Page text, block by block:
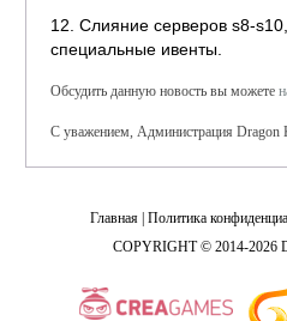
12. Слияние серверов s8-
специальные ивенты.
Обсудить данную новость вы можете
С уважением, Администрация Dragon
Главная Политика
COPYRIGHT © 2014-2026